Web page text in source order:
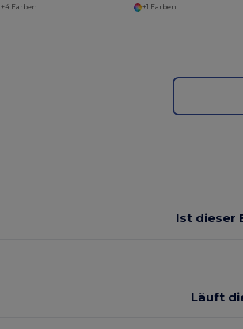
+4 Farben +1 Farben
Ist dieser
Läuft